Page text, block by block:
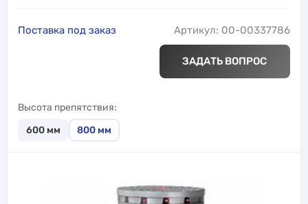
Поставка под заказ Артикул: 00-00337786
ЗАДАТЬ ВОПРОС
Высота препятствия
600 мм 800 мм